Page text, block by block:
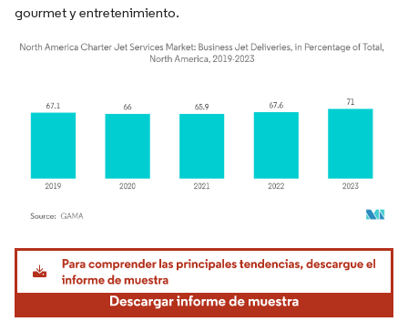
gourmet y entretenimiento.
Imagen © Mordor Intelligence. El uso requiere atribución según CC BY 4.0.